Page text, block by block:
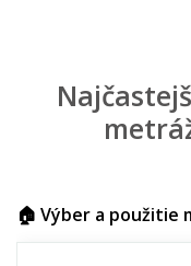
🏠 Výber a použitie